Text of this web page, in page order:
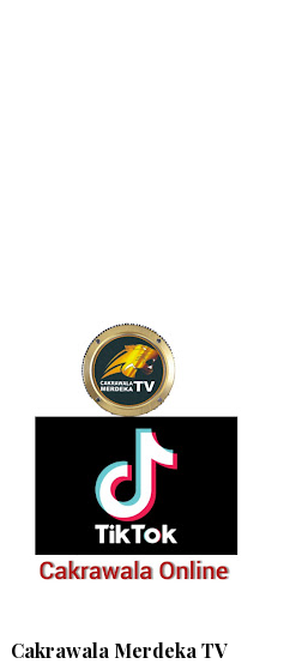
Cakrawala Merdeka TV